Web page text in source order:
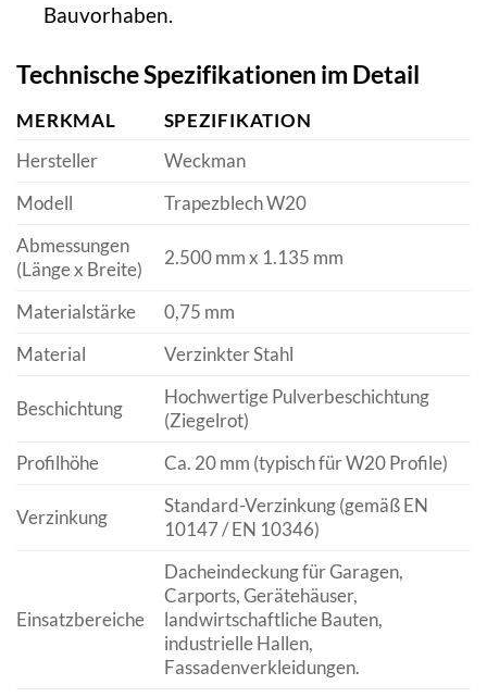
Bauvorhaben.
Technische Spezifikationen im Detail
MERKMAL
SPEZIFIKATION
Hersteller
Weckman
Modell
Trapezblech W20
Abmessungen
(Länge x Breite)
2.500 mm x 1.135 mm
Materialstärke
0,75 mm
Material
Verzinkter Stahl
Beschichtung
Hochwertige Pulverbeschichtung
(Ziegelrot)
Profilhöhe
Ca. 20 mm (typisch für W20 Profile)
Verzinkung
Standard-Verzinkung (gemäß EN
10147 / EN 10346)
Einsatzbereiche
Dacheindeckung für Garagen,
Carports, Gerätehäuser,
landwirtschaftliche Bauten,
industrielle Hallen,
Fassadenverkleidungen.